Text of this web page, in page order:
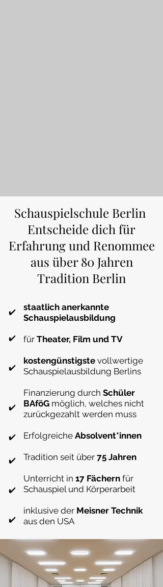
Schauspielschule Berlin
Entscheide dich für
Erfahrung und Renommee
aus über 80 Jahren
Tradition Berlin
​✔️
​✔️
​✔️
​✔️
​✔️
​✔️
​✔️
​✔️
staatlich anerkannte
Schauspielausbildung
für Theater, Film und TV
kostengünstigste vollwertige
Schauspielausbildung Berlins
Finanzierung durch Schüler
BAföG möglich, welches nicht
zurückgezahlt werden muss
Erfolgreiche Absolvent*innen
Tradition seit über 75 Jahren
Unterricht in 17 Fächern für
Schauspiel und Körperarbeit
inklusive der Meisner Technik
aus den USA